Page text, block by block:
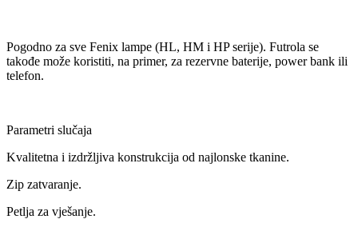
Pogodno za sve Fenix lampe (HL, HM i HP serije). Futrola se
takođe može koristiti, na primer, za rezervne baterije, power bank ili
telefon.
Parametri slučaja
Kvalitetna i izdržljiva konstrukcija od najlonske tkanine.
Zip zatvaranje.
Petlja za vješanje.